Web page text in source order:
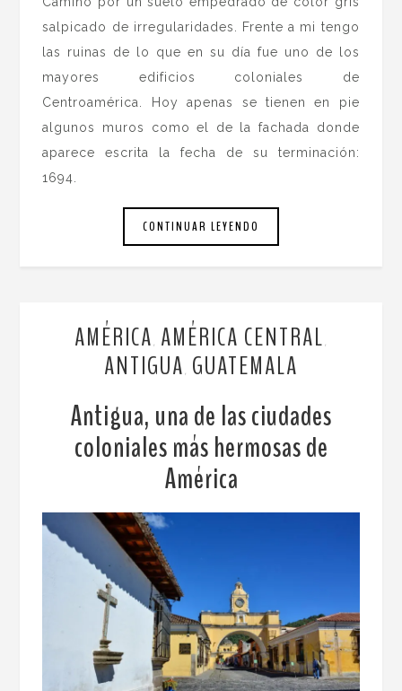
salpicado de irregularidades. Frente a mi tengo
las ruinas de lo que en su día fue uno de los
mayores edificios coloniales de
Centroamérica. Hoy apenas se tienen en pie
algunos muros como el de la fachada donde
aparece escrita la fecha de su terminación:
1694.
CONTINUAR LEYENDO
AMÉRICA AMÉRICA CENTRAL
ANTIGUA GUATEMALA
Antigua, una de las ciudades
coloniales más hermosas de
América